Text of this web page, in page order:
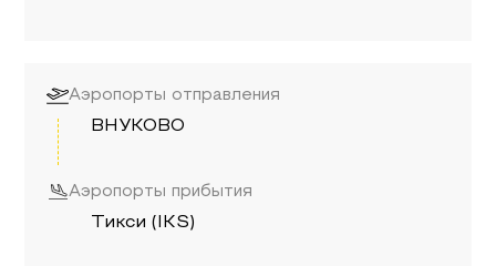
Аэропорты отправления
ВНУКОВО
Аэропорты прибытия
Тикси (IKS)